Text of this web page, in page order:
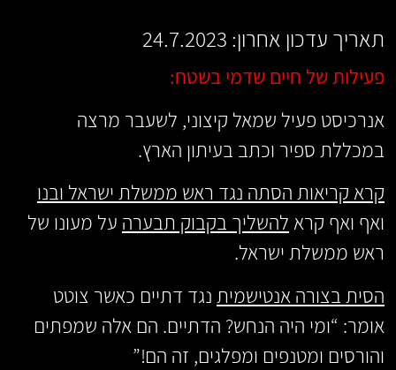
תאריך עדכון אחרון: 24.7.2023
פעילות של חיים שדמי בשטח:
אנרכיסט פעיל שמאל קיצוני, לשעבר מרצה
במכללת ספיר וכתב בעיתון הארץ.
קרא קריאות הסתה נגד ראש ממשלת ישראל ובנו
ואף ואף קרא להשליך בקבוק תבערה על מעונו של
ראש ממשלת ישראל.
הסית בצורה אנטישמית נגד דתיים כאשר צוטט
אומר: “ומי היה הנחש? הדתיים. הם אלה שמפתים
והורסים ומטנפים ומפלגים, זה הם!”